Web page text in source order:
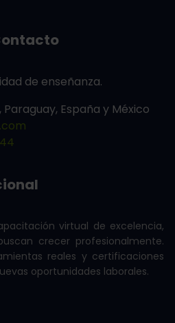
de enseñanza.
España y México
virtual de excelencia,
crecer profesionalmente.
reales y certificaciones
oportunidades laborales.